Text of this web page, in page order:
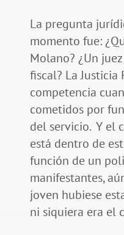
La pregunta
momento fue:
Molano? ¿Un
fiscal? La
competencia
cometidos por
del servicio. Y el
está dentro de
función de un
manifestantes,
joven hubiese
ni siquiera era el